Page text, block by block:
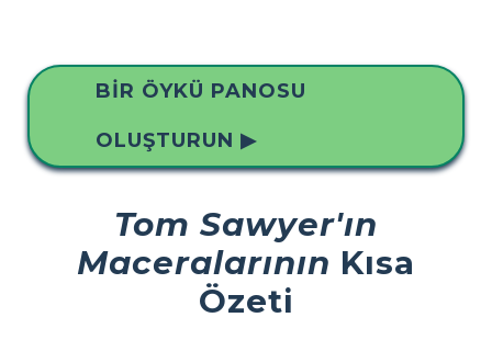
BIR ÖYKÜ PANOSU
OLUŞTURUN ▶
Tom Sawyer'ın
Maceralarının Kısa
Özeti